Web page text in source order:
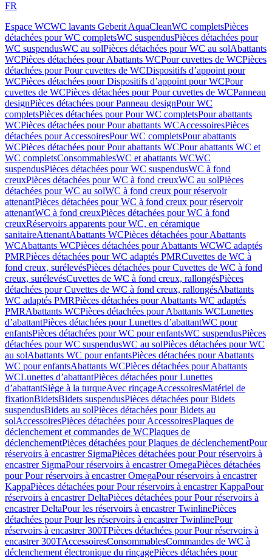
FR
Espace WCWC lavants Geberit AquaCleanWC completsPièces
détachées pour WC completsWC suspendusPièces détachées pour
WC suspendusWC au solPièces détachées pour WC au solAbattants
WCPièces détachées pour Abattants WCPour cuvettes de WCPièces
détachées pour Pour cuvettes de WCDispositifs d’appoint pour
WCPièces détachées pour Dispositifs d’appoint pour WCPour
cuvettes de WCPièces détachées pour Pour cuvettes de WCPanneau
designPièces détachées pour Panneau designPour WC
completsPièces détachées pour Pour WC completsPour abattants
WCPièces détachées pour Pour abattants WCAccessoiresPièces
détachées pour AccessoiresPour WC completsPour abattants
WCPièces détachées pour Pour abattants WCPour abattants WC et
WC completsConsommablesWC et abattants WCWC
suspendusPièces détachées pour WC suspendusWC à fond
creuxPièces détachées pour WC à fond creuxWC au solPièces
détachées pour WC au solWC à fond creux pour réservoir
attenantPièces détachées pour WC à fond creux pour réservoir
attenantWC à fond creuxPièces détachées pour WC à fond
creuxRéservoirs apparents pour WC, en céramique
sanitaireAttenantAbattants WCPièces détachées pour Abattants
WCAbattants WCPièces détachées pour Abattants WCWC adaptés
PMRPièces détachées pour WC adaptés PMRCuvettes de WC à
fond creux, surélevésPièces détachées pour Cuvettes de WC à fond
creux, surélevésCuvettes de WC à fond creux, rallongésPièces
détachées pour Cuvettes de WC à fond creux, rallongésAbattants
WC adaptés PMRPièces détachées pour Abattants WC adaptés
PMRAbattants WCPièces détachées pour Abattants WCLunettes
d’abattantPièces détachées pour Lunettes d’abattantWC pour
enfantsPièces détachées pour WC pour enfantsWC suspendusPièces
détachées pour WC suspendusWC au solPièces détachées pour WC
au solAbattants WC pour enfantsPièces détachées pour Abattants
WC pour enfantsAbattants WCPièces détachées pour Abattants
WCLunettes d’abattantPièces détachées pour Lunettes
d’abattantSiège à la turqueAvec rinçageAccessoiresMatériel de
fixationBidetsBidets suspendusPièces détachées pour Bidets
suspendusBidets au solPièces détachées pour Bidets au
solAccessoiresPièces détachées pour AccessoiresPlaques de
déclenchement et commandes de WCPlaques de
déclenchementPièces détachées pour Plaques de déclenchementPour
réservoirs à encastrer SigmaPièces détachées pour Pour réservoirs à
encastrer SigmaPour réservoirs à encastrer OmegaPièces détachées
pour Pour réservoirs à encastrer OmegaPour réservoirs à encastrer
KappaPièces détachées pour Pour réservoirs à encastrer KappaPour
réservoirs à encastrer DeltaPièces détachées pour Pour réservoirs à
encastrer DeltaPour les réservoirs à encastrer TwinlinePièces
détachées pour Pour les réservoirs à encastrer TwinlinePour
réservoirs à encastrer 300TPièces détachées pour Pour réservoirs à
encastrer 300TAccessoiresConsommablesCommandes de WC à
déclenchement électronique du rinçagePièces détachées pour